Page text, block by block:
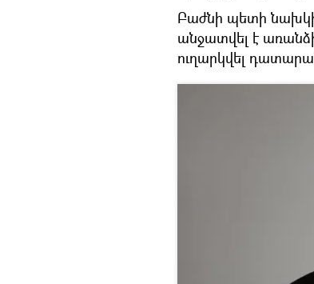
Բաժնի պետի
անջատվել է
ուղարկվել